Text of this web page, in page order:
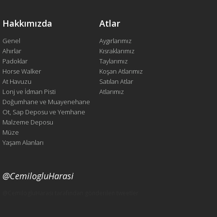
Hakkımızda
Genel
Ahırlar
Padoklar
Horse Walker
At Havuzu
Lonj ve İdman Pisti
Doğumhane ve Muayenehane
Ot, Sap Deposu ve Yemhane
Malzeme Deposu
Müze
Yaşam Alanları
Atlar
Aygırlarımız
Kısraklarımız
Taylarımız
Koşan Atlarımız
Satılan Atlar
Atlarımız
@CemilogluHarasi